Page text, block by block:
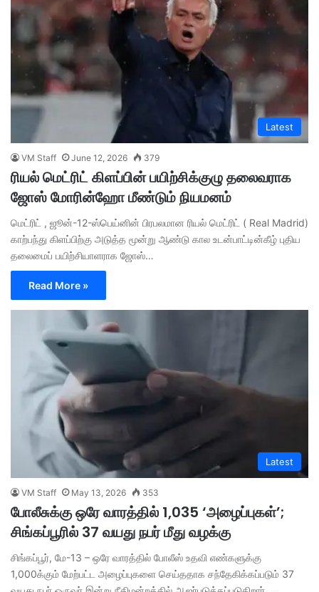
Latest
VM Staff June 12, 2026 379
ரியல் மெட்ரிட் கிளப்பின் பயிற்சிக்குழு தலைவராக
ஜோஸ் மோரின்ஹோ மீண்டும் நியமனம்
மெட்ரிட் , ஜூன்-12-ஸ்பெய்னின் பிரபலமான ரியல் மெட்ரிட் ( Real Madrid)
காற்பந்து கிளப்பிற்கு அடுத்த மூன்று ஆண்டு கால உடன்பாட்டின்கீழ் புதிய
தலைமைப் பயிற்சியாளராக ஜோஸ்…
Read More »
Latest
VM Staff May 13, 2026 353
போலீசுக்கு ஒரே வாரத்தில் 1,035 ‘அழைப்புகள்’;
சிங்கப்பூரில் 37 வயது நபர் மீது வழக்கு
சிங்கப்பூர், மே-13 – ஒரே வாரத்தில் போலீஸ் உதவி எண்களுக்கு
1,000க்கும் மேற்பட்ட அழைப்புகளை செய்ததாக சந்தேகிக்கப்படும் 37